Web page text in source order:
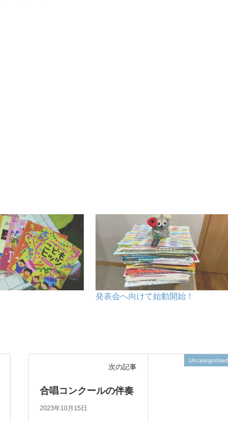
発表会へ向けて始動開始！
Uncategorized
次の記事
合唱コンクールの伴奏
2023年10月15日